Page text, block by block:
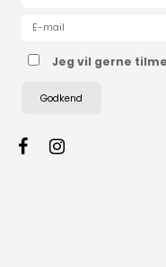
Jeg vil gerne
Godkend